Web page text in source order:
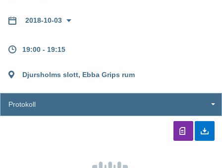
2018-10-03
19:00 - 19:15
Djursholms slott, Ebba Grips rum
Protokoll